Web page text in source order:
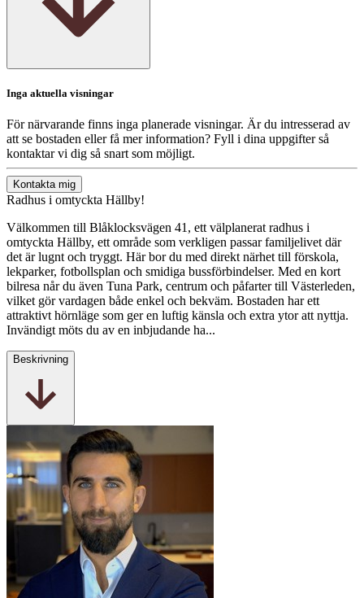
Inga aktuella visningar
För närvarande finns inga planerade visningar. Är du intresserad av
att se bostaden eller få mer information? Fyll i dina uppgifter så
kontaktar vi dig så snart som möjligt.
Kontakta mig
Radhus i omtyckta Hällby!
Välkommen till Blåklocksvägen 41, ett välplanerat radhus i
omtyckta Hällby, ett område som verkligen passar familjelivet där
det är lugnt och tryggt. Här bor du med direkt närhet till förskola,
lekparker, fotbollsplan och smidiga bussförbindelser. Med en kort
bilresa når du även Tuna Park, centrum och påfarter till Västerleden,
vilket gör vardagen både enkel och bekväm. Bostaden har ett
attraktivt hörnläge som ger en luftig känsla och extra ytor att nyttja.
Invändigt möts du av en inbjudande ha...
Beskrivning